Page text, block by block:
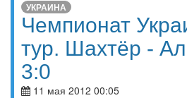
УКРАИНА
Чемпионат
тур. Шахтёр -
3:0
11 мая 2012 00:05